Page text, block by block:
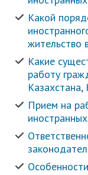
Какой
жительство
Какие
работу
Казахстана,
Прием на